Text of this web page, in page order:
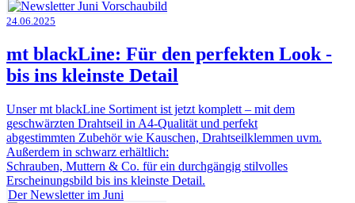
24.06.2025
mt blackLine: Für den perfekten Look -
bis ins kleinste Detail
Unser mt blackLine Sortiment ist jetzt komplett – mit dem
geschwärzten Drahtseil in A4-Qualität und perfekt
abgestimmten Zubehör wie Kauschen, Drahtseilklemmen uvm.
Außerdem in schwarz erhältlich:
Schrauben, Muttern & Co. für ein durchgängig stilvolles
Erscheinungsbild bis ins kleinste Detail.
Der Newsletter im Juni